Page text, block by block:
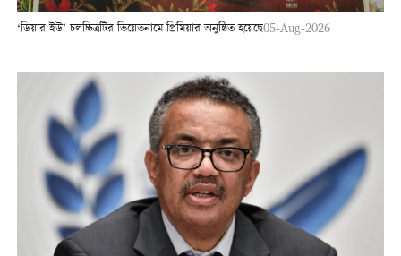
‘ডিয়ার ইউ’ চলচ্চিত্রটির ভিয়েতনামে প্রিমিয়ার অনুষ্ঠিত হয়েছে05-Aug-2026